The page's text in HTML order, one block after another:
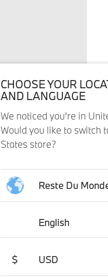
CHOOSE YOUR
AND LANGUAGE
We noticed you’re in
Would you like to switch
States store?
Reste Du
English
$ USD